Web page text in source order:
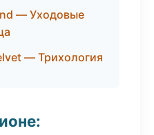
— Уходовые
— Трихология